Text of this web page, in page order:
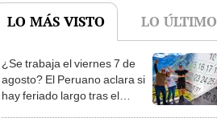
LO MÁS VISTO LO ÚLTIMO
¿Se trabaja el viernes 7 de
agosto? El Peruano aclara si
hay feriado largo tras el